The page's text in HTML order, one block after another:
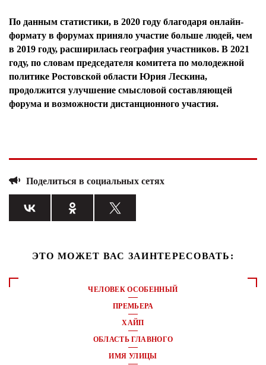
По данным статистики, в 2020 году благодаря онлайн-
формату в форумах приняло участие больше людей, чем
в 2019 году, расширилась география участников. В 2021
году, по словам председателя комитета по молодежной
политике Ростовской области Юрия Лескина,
продолжится улучшение смысловой составляющей
форума и возможности дистанционного участия.
Поделиться в социальных сетях
ЭТО МОЖЕТ ВАС ЗАИНТЕРЕСОВАТЬ:
ЧЕЛОВЕК ОСОБЕННЫЙ
ПРЕМЬЕРА
ХАЙП
ОБЛАСТЬ ГЛАВНОГО
ИМЯ УЛИЦЫ